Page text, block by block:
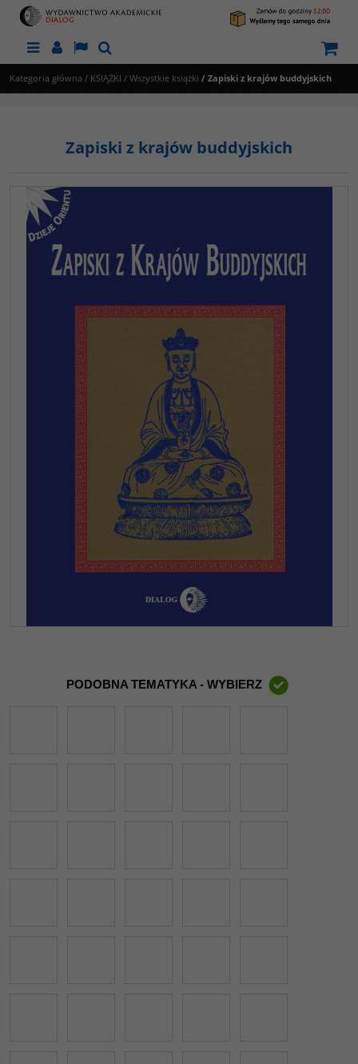
MenuPanelLangSzukaj
Kategoria główna / KSIĄŻKI / Wszystkie książki / Zapiski z krajów buddyjskich
Zapiski z krajów buddyjskich
PODOBNA TEMATYKA - WYBIERZ